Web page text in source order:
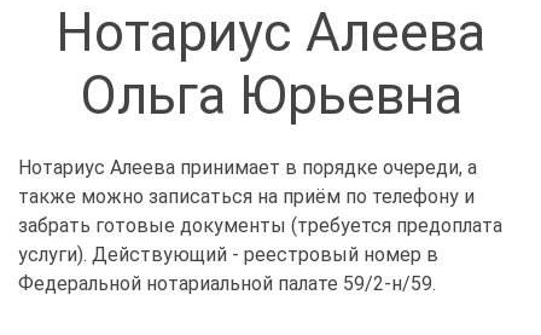
Нотариус Алеева
Ольга Юрьевна
Нотариус Алеева принимает в порядке очереди, а
также можно записаться на приём по телефону и
забрать готовые документы (требуется предоплата
услуги). Действующий - реестровый номер в
Федеральной нотариальной палате 59/2-н/59.